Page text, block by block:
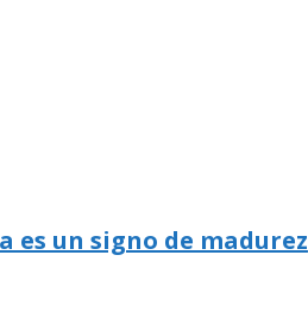
es un signo de madurez